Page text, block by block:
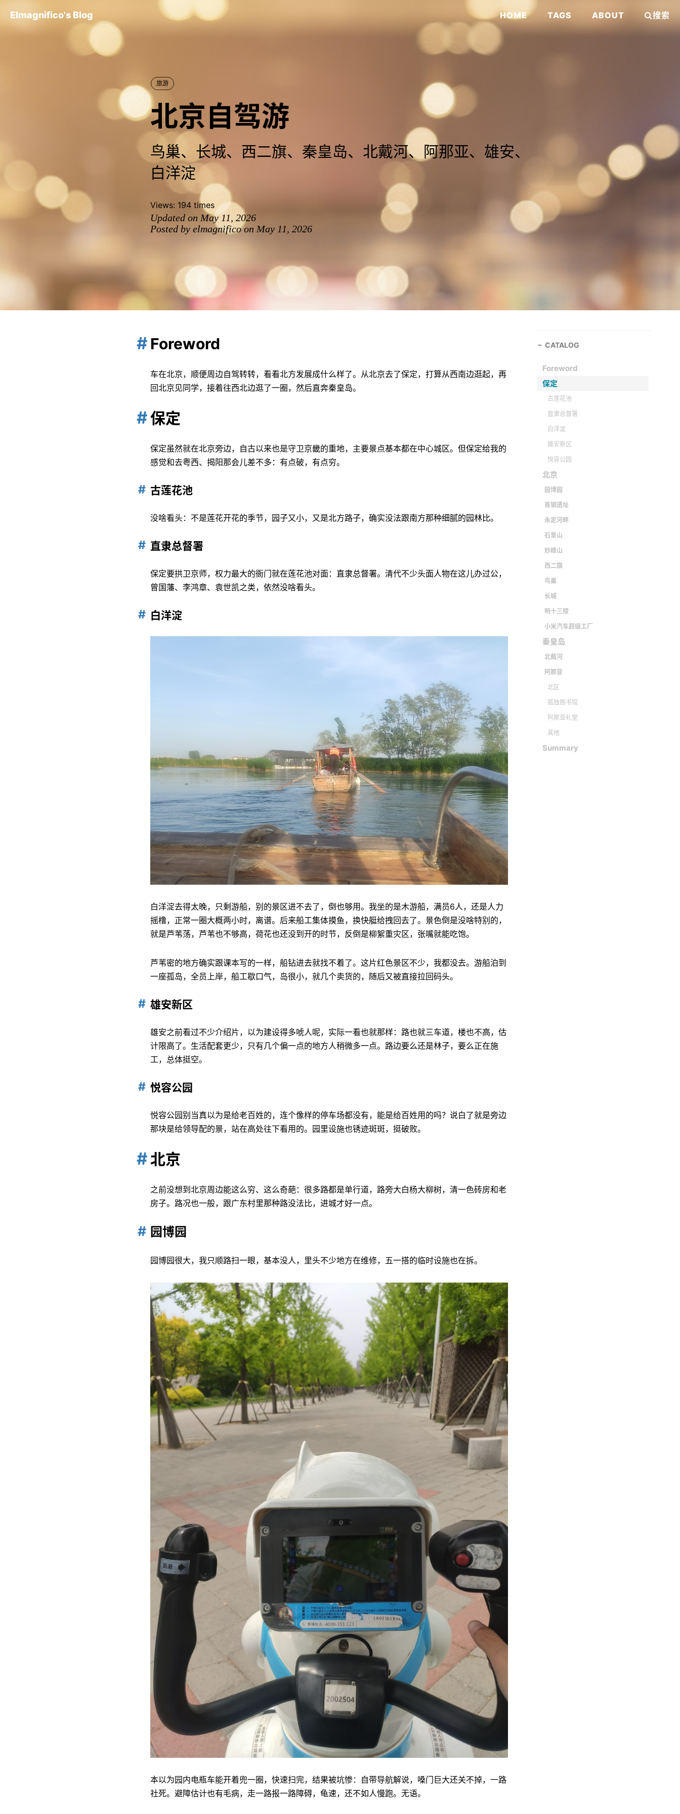
Elmagnifico's Blog HOME TAGS ABOUT 搜索
旅游
北京自驾游
鸟巢、长城、西二旗、秦皇岛、北戴河、阿那亚、雄安、
白洋淀
Views: 194 times
Updated on May 11, 2026
Posted by elmagnifico on May 11, 2026
Foreword
车在北京，顺便周边自驾转转，看看北方发展成什么样了。从北京去了保定，打算从西南边逛起，再
回北京见同学，接着往西北边逛了一圈，然后直奔秦皇岛。
保定
保定虽然就在北京旁边，自古以来也是守卫京畿的重地，主要景点基本都在中心城区。但保定给我的
感觉和去粤西、揭阳那会儿差不多：有点破，有点穷。
古莲花池
没啥看头：不是莲花开花的季节，园子又小，又是北方路子，确实没法跟南方那种细腻的园林比。
直隶总督署
保定要拱卫京师，权力最大的衙门就在莲花池对面：直隶总督署。清代不少头面人物在这儿办过公，
曾国藩、李鸿章、袁世凯之类，依然没啥看头。
白洋淀
白洋淀去得太晚，只剩游船，别的景区进不去了，倒也够用。我坐的是木游船，满员6人，还是人力
摇橹，正常一圈大概两小时，离谱。后来船工集体摸鱼，换快艇给拽回去了。景色倒是没啥特别的，
就是芦苇荡，芦苇也不够高，荷花也还没到开的时节，反倒是柳絮重灾区，张嘴就能吃饱。
芦苇密的地方确实跟课本写的一样，船钻进去就找不着了。这片红色景区不少，我都没去。游船泊到
一座孤岛，全员上岸，船工歇口气，岛很小，就几个卖货的，随后又被直接拉回码头。
雄安新区
雄安之前看过不少介绍片，以为建设得多唬人呢，实际一看也就那样：路也就三车道，楼也不高，估
计限高了。生活配套更少，只有几个偏一点的地方人稍微多一点。路边要么还是林子，要么正在施
工，总体挺空。
悦容公园
悦容公园别当真以为是给老百姓的，连个像样的停车场都没有，能是给百姓用的吗？说白了就是旁边
那块是给领导配的景，站在高处往下看用的。园里设施也锈迹斑斑，挺破败。
北京
之前没想到北京周边能这么穷、这么奇葩：很多路都是单行道，路旁大白杨大柳树，清一色砖房和老
房子。路况也一般，跟广东村里那种路没法比，进城才好一点。
园博园
园博园很大，我只顺路扫一眼，基本没人，里头不少地方在维修，五一搭的临时设施也在拆。
本以为园内电瓶车能开着兜一圈，快速扫完，结果被坑惨：自带导航解说，嗓门巨大还关不掉，一路
社死。避障估计也有毛病，走一路报一路障碍，龟速，还不如人慢跑。无语。
CATALOG
Foreword
保定
古莲花池
直隶总督署
白洋淀
雄安新区
悦容公园
北京
园博园
首钢遗址
永定河畔
石景山
妙峰山
西二旗
鸟巢
长城
明十三陵
小米汽车超级工厂
秦皇岛
北戴河
阿那亚
北区
孤独图书馆
阿那亚礼堂
其他
Summary